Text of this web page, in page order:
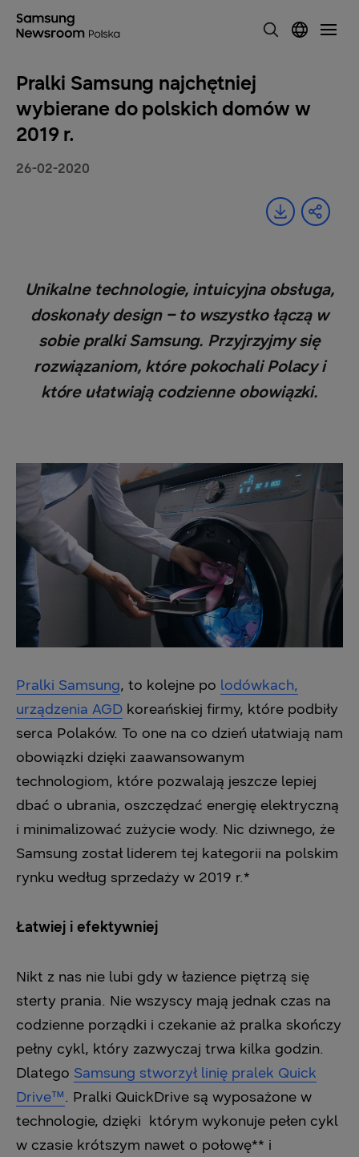
Pralki Samsung najchętniej
wybierane do polskich domów w
2019 r.
26-02-2020
Unikalne technologie, intuicyjna obsługa,
doskonały design – to wszystko łączą w
sobie pralki Samsung. Przyjrzyjmy się
rozwiązaniom, które pokochali Polacy i
które ułatwiają codzienne obowiązki.
Pralki Samsung, to kolejne po lodówkach,
urządzenia AGD koreańskiej firmy, które podbiły
serca Polaków. To one na co dzień ułatwiają nam
obowiązki dzięki zaawansowanym
technologiom, które pozwalają jeszcze lepiej
dbać o ubrania, oszczędzać energię elektryczną
i minimalizować zużycie wody. Nic dziwnego, że
Samsung został liderem tej kategorii na polskim
rynku według sprzedaży w 2019 r.*
Łatwiej i efektywniej
Nikt z nas nie lubi gdy w łazience piętrzą się
sterty prania. Nie wszyscy mają jednak czas na
codzienne porządki i czekanie aż pralka skończy
pełny cykl, który zazwyczaj trwa kilka godzin.
Dlatego Samsung stworzył linię pralek Quick
Drive™. Pralki QuickDrive są wyposażone w
technologie, dzięki którym wykonuje pełen cykl
w czasie krótszym nawet o połowę** i